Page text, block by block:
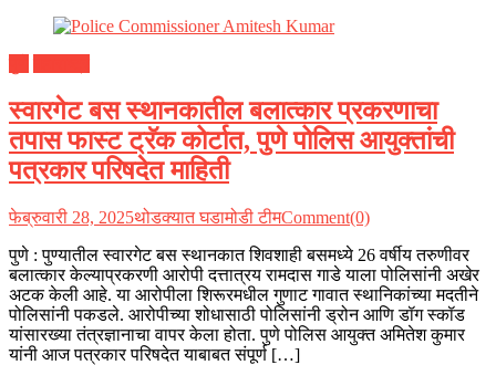
स्वारगेट बस स्थानकातील बलात्कार प्रकरणाचा
तपास फास्ट ट्रॅक कोर्टात, पुणे पोलिस आयुक्तांची
पत्रकार परिषदेत माहिती
फेब्रुवारी 28, 2025थोडक्यात घडामोडी टीमComment(0)
पुणे : पुण्यातील स्वारगेट बस स्थानकात शिवशाही बसमध्ये 26 वर्षीय तरुणीवर
बलात्कार केल्याप्रकरणी आरोपी दत्तात्रय रामदास गाडे याला पोलिसांनी अखेर
अटक केली आहे. या आरोपीला शिरूरमधील गुणाट गावात स्थानिकांच्या मदतीने
पोलिसांनी पकडले. आरोपीच्या शोधासाठी पोलिसांनी ड्रोन आणि डॉग स्कॉड
यांसारख्या तंत्रज्ञानाचा वापर केला होता. पुणे पोलिस आयुक्त अमितेश कुमार
यांनी आज पत्रकार परिषदेत याबाबत संपूर्ण […]